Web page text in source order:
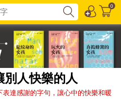
0
別人快樂的人
達感謝的字句，讓心中的快樂和暖